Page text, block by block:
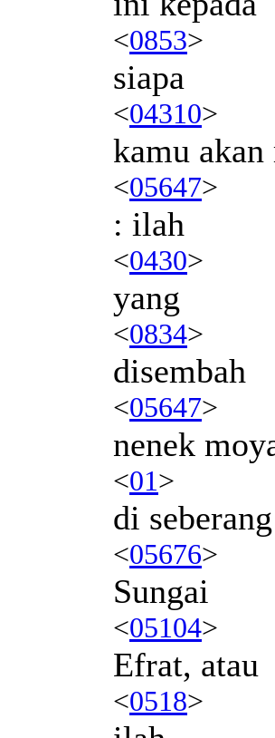
<0853>
siapa
<04310>
kamu
<05647>
: ilah
<0430>
yang
<0834>
disembah
<05647>
nenek
<01>
di seberang
<05676>
Sungai
<05104>
Efrat, atau
<0518>